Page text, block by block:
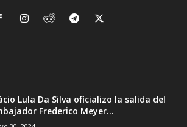
Lula Da Silva oficializo la salida del
Frederico Meyer...